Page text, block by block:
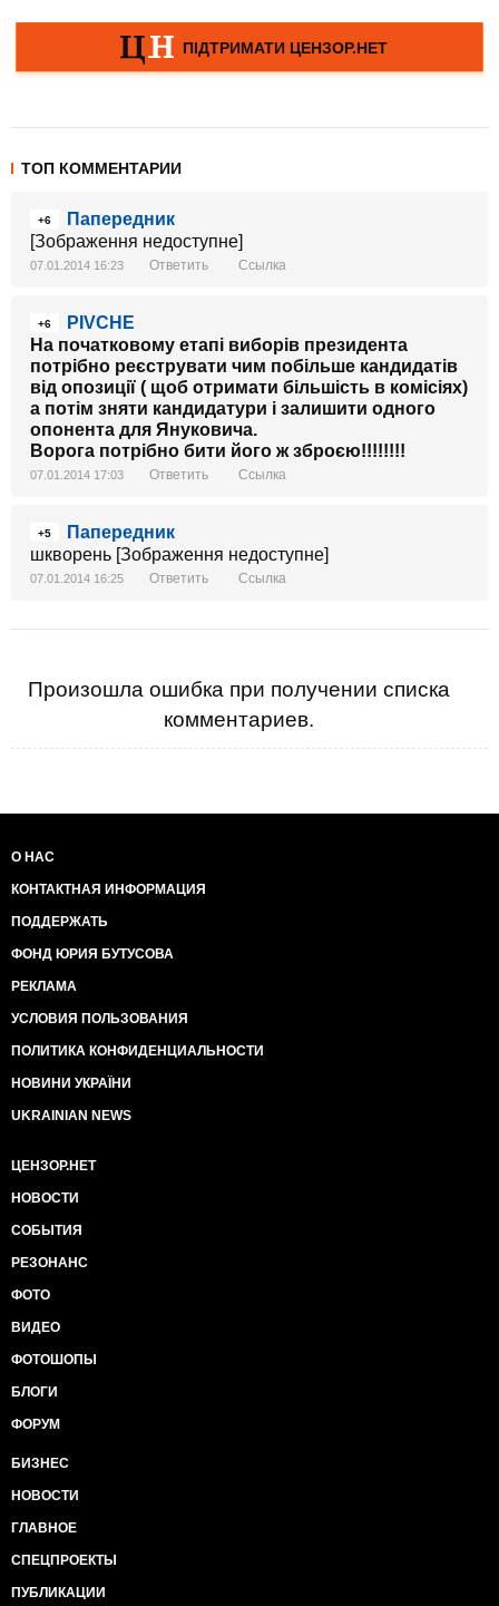
ТОП КОММЕНТАРИИ
+6
Папередник
[Зображення недоступне]
07.01.2014 16:23 Ответить Ссылка
+6
PIVCHE
На початковому етапі виборів президента
потрібно реєструвати чим побільше кандидатів
від опозиції ( щоб отримати більшість в комісіях)
а потім зняти кандидатури і залишити одного
опонента для Януковича.
Ворога потрібно бити його ж зброєю!!!!!!!!
07.01.2014 17:03 Ответить Ссылка
+5
Папередник
шкворень [Зображення недоступне]
07.01.2014 16:25 Ответить Ссылка
Произошла ошибка при получении списка
комментариев.
О НАС
КОНТАКТНАЯ ИНФОРМАЦИЯ
ПОДДЕРЖАТЬ
ФОНД ЮРИЯ БУТУСОВА
РЕКЛАМА
УСЛОВИЯ ПОЛЬЗОВАНИЯ
ПОЛИТИКА КОНФИДЕНЦИАЛЬНОСТИ
НОВИНИ УКРАЇНИ
UKRAINIAN NEWS
ЦЕНЗОР.НЕТ
НОВОСТИ
СОБЫТИЯ
РЕЗОНАНС
ФОТО
ВИДЕО
ФОТОШОПЫ
БЛОГИ
ФОРУМ
БИЗНЕС
НОВОСТИ
ГЛАВНОЕ
СПЕЦПРОЕКТЫ
ПУБЛИКАЦИИ